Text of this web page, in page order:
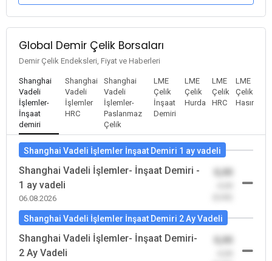
Global Demir Çelik Borsaları
Demir Çelik Endeksleri, Fiyat ve Haberleri
Shanghai
Vadeli
İşlemler-
İnşaat
demiri
Shanghai
Vadeli
İşlemler
HRC
Shanghai
Vadeli
İşlemler-
Paslanmaz
Çelik
LME
Çelik
İnşaat
Demiri
LME
Çelik
Hurda
LME
Çelik
HRC
LME
Çelik
Hasır
Shanghai Vadeli İşlemler İnşaat Demiri 1 ay vadeli
Shanghai Vadeli İşlemler- İnşaat Demiri -
1 ay vadeli
06.08.2026
0,00
Shanghai Vadeli İşlemler İnşaat Demiri 2 Ay Vadeli
Shanghai Vadeli İşlemler- İnşaat Demiri-
2 Ay Vadeli
0,00